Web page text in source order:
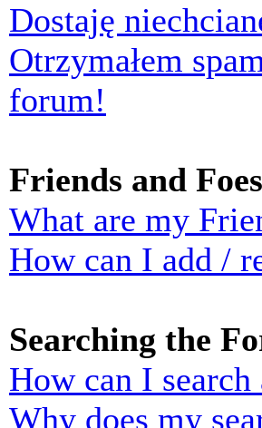
Dostaję
Otrzymałem
forum!
Friends and Foes
What are my
How can I add /
Searching the
How can I
Why does my